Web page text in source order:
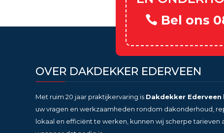
Bel ons
OVER DAKDEKKER EDERVEEN
Met ruim 20 jaar praktijkervaring is Dakdekker Ederveen
uw vragen en werkzaamheden rondom dakonderhoud,
lokaal en efficiënt te werken, kunnen wij scherpe tarieven